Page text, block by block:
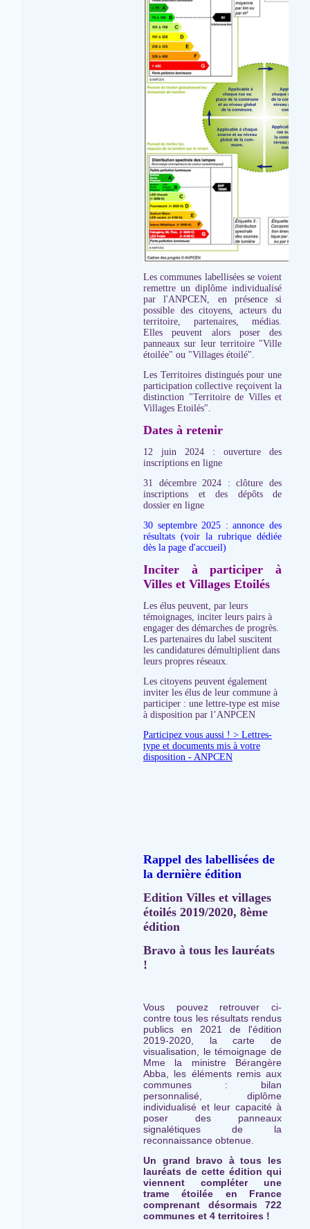
Les communes labellisées se voient
remettre un diplôme individualisé
par l'ANPCEN, en présence si
possible des citoyens, acteurs du
territoire, partenaires, médias.
Elles peuvent alors poser des
panneaux sur leur territoire "Ville
étoilée" ou "Villages étoilé".
Les Territoires distingués pour une
participation collective reçoivent la
distinction "Territoire de Villes et
Villages Etoilés".
Dates à retenir
12 juin 2024 : ouverture des
inscriptions en ligne
31 décembre 2024 : clôture des
inscriptions et des dépôts de
dossier en ligne
30 septembre 2025 : annonce des
résultats (voir la rubrique dédiée
dès la page d'accueil)
Inciter à participer à
Villes et Villages Etoilés
Les élus peuvent, par leurs
témoignages, inciter leurs pairs à
engager des démarches de progrès.
Les partenaires du label suscitent
les candidatures démultiplient dans
leurs propres réseaux.
Les citoyens peuvent également
inviter les élus de leur commune à
participer : une lettre-type est mise
à disposition par l’ANPCEN
Participez vous aussi ! > Lettres-
type et documents mis à votre
disposition - ANPCEN
Rappel des labellisées de
la dernière édition
Edition Villes et villages
étoilés 2019/2020, 8ème
édition
Bravo à tous les lauréats
!
Vous pouvez retrouver ci-
contre tous les résultats rendus
publics en 2021 de l'édition
2019-2020, la carte de
visualisation, le témoignage de
Mme la ministre Bérangère
Abba, les éléments remis aux
communes : bilan
personnalisé, diplôme
individualisé et leur capacité à
poser des panneaux
signalétiques de la
reconnaissance obtenue.
Un grand bravo à tous les
lauréats de cette édition qui
viennent compléter une
trame étoilée en France
comprenant désormais 722
communes et 4 territoires !